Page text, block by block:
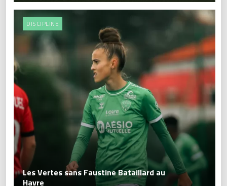
DISCIPLINE
Les Vertes sans Faustine Bataillard au
Havre